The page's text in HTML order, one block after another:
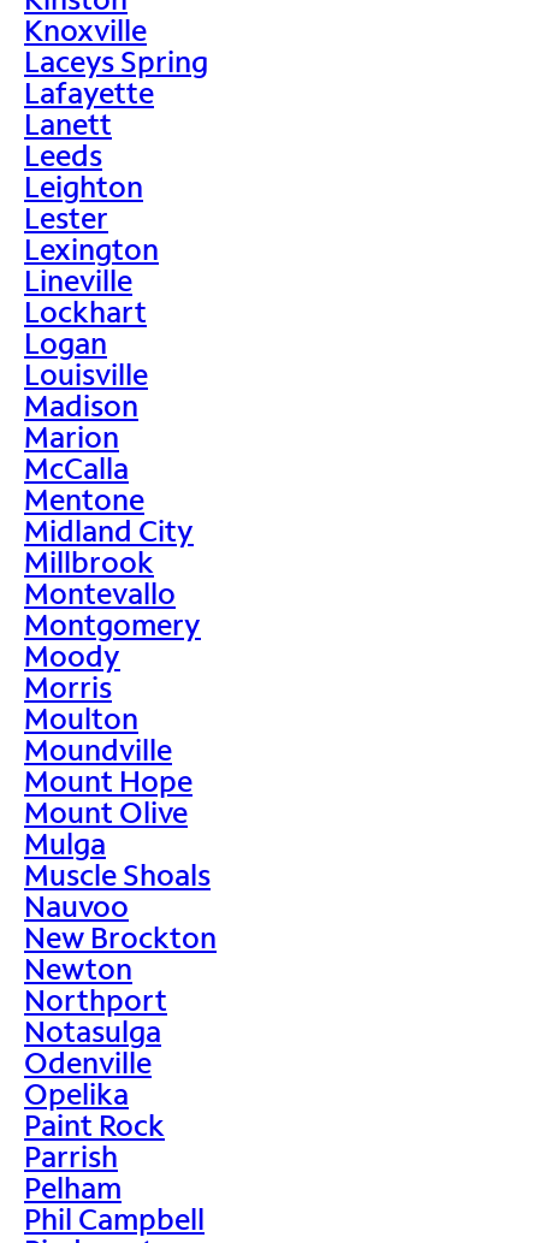
Knoxville
Laceys Spring
Lafayette
Lanett
Leeds
Leighton
Lester
Lexington
Lineville
Lockhart
Logan
Louisville
Madison
Marion
McCalla
Mentone
Midland City
Millbrook
Montevallo
Montgomery
Moody
Morris
Moulton
Moundville
Mount Hope
Mount Olive
Mulga
Muscle Shoals
Nauvoo
New Brockton
Newton
Northport
Notasulga
Odenville
Opelika
Paint Rock
Parrish
Pelham
Phil Campbell